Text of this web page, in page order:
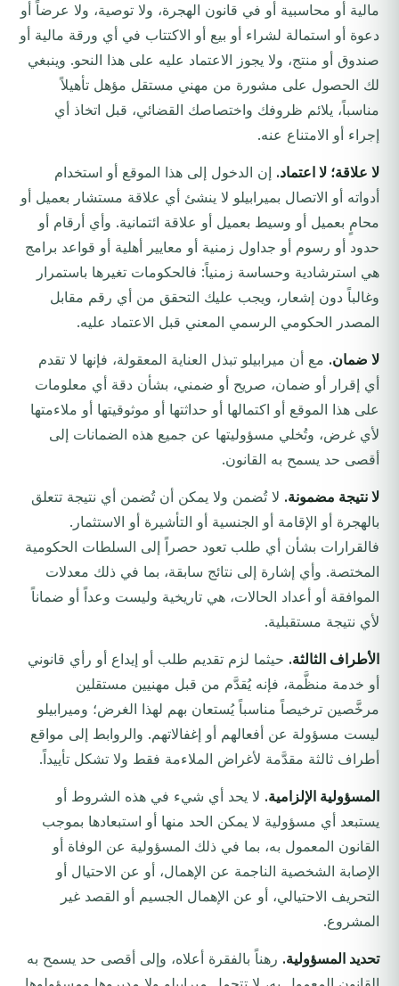
مالية أو محاسبية أو في قانون الهجرة، ولا توصية، ولا عرضاً أو
دعوة أو استمالة لشراء أو بيع أو الاكتتاب في أي ورقة مالية أو
صندوق أو منتج، ولا يجوز الاعتماد عليه على هذا النحو. وينبغي
لك الحصول على مشورة من مهني مستقل مؤهل تأهيلاً
مناسباً، يلائم ظروفك واختصاصك القضائي، قبل اتخاذ أي
إجراء أو الامتناع عنه.
لا علاقة؛ لا اعتماد. إن الدخول إلى هذا الموقع أو استخدام
أدواته أو الاتصال بميرابيلو لا ينشئ أي علاقة مستشار بعميل أو
محامٍ بعميل أو وسيط بعميل أو علاقة ائتمانية. وأي أرقام أو
حدود أو رسوم أو جداول زمنية أو معايير أهلية أو قواعد برامج
هي استرشادية وحساسة زمنياً: فالحكومات تغيرها باستمرار
وغالباً دون إشعار، ويجب عليك التحقق من أي رقم مقابل
المصدر الحكومي الرسمي المعني قبل الاعتماد عليه.
لا ضمان. مع أن ميرابيلو تبذل العناية المعقولة، فإنها لا تقدم
أي إقرار أو ضمان، صريح أو ضمني، بشأن دقة أي معلومات
على هذا الموقع أو اكتمالها أو حداثتها أو موثوقيتها أو ملاءمتها
لأي غرض، وتُخلي مسؤوليتها عن جميع هذه الضمانات إلى
أقصى حد يسمح به القانون.
لا نتيجة مضمونة. لا تُضمن ولا يمكن أن تُضمن أي نتيجة تتعلق
بالهجرة أو الإقامة أو الجنسية أو التأشيرة أو الاستثمار.
فالقرارات بشأن أي طلب تعود حصراً إلى السلطات الحكومية
المختصة. وأي إشارة إلى نتائج سابقة، بما في ذلك معدلات
الموافقة أو أعداد الحالات، هي تاريخية وليست وعداً أو ضماناً
لأي نتيجة مستقبلية.
الأطراف الثالثة. حيثما لزم تقديم طلب أو إيداع أو رأي قانوني
أو خدمة منظَّمة، فإنه يُقدَّم من قبل مهنيين مستقلين
مرخَّصين ترخيصاً مناسباً يُستعان بهم لهذا الغرض؛ وميرابيلو
ليست مسؤولة عن أفعالهم أو إغفالاتهم. والروابط إلى مواقع
أطراف ثالثة مقدَّمة لأغراض الملاءمة فقط ولا تشكل تأييداً.
المسؤولية الإلزامية. لا يحد أي شيء في هذه الشروط أو
يستبعد أي مسؤولية لا يمكن الحد منها أو استبعادها بموجب
القانون المعمول به، بما في ذلك المسؤولية عن الوفاة أو
الإصابة الشخصية الناجمة عن الإهمال، أو عن الاحتيال أو
التحريف الاحتيالي، أو عن الإهمال الجسيم أو القصد غير
المشروع.
تحديد المسؤولية. رهناً بالفقرة أعلاه، وإلى أقصى حد يسمح به